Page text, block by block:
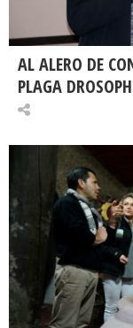
AL ALERO DE
PLAGA